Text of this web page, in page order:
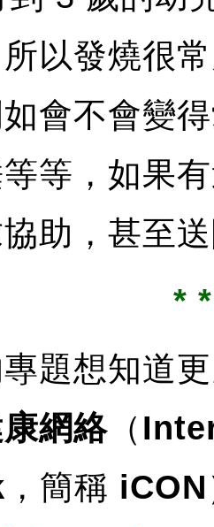
以發燒很
會不會變
等，如果
助，甚至
*
題想知道
網絡 （
，簡稱 iCON